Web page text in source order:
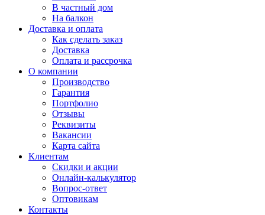
В частный дом
На балкон
Доставка и оплата
Как сделать заказ
Доставка
Оплата и рассрочка
О компании
Производство
Гарантия
Портфолио
Отзывы
Реквизиты
Вакансии
Карта сайта
Клиентам
Скидки и акции
Онлайн-калькулятор
Вопрос-ответ
Оптовикам
Контакты